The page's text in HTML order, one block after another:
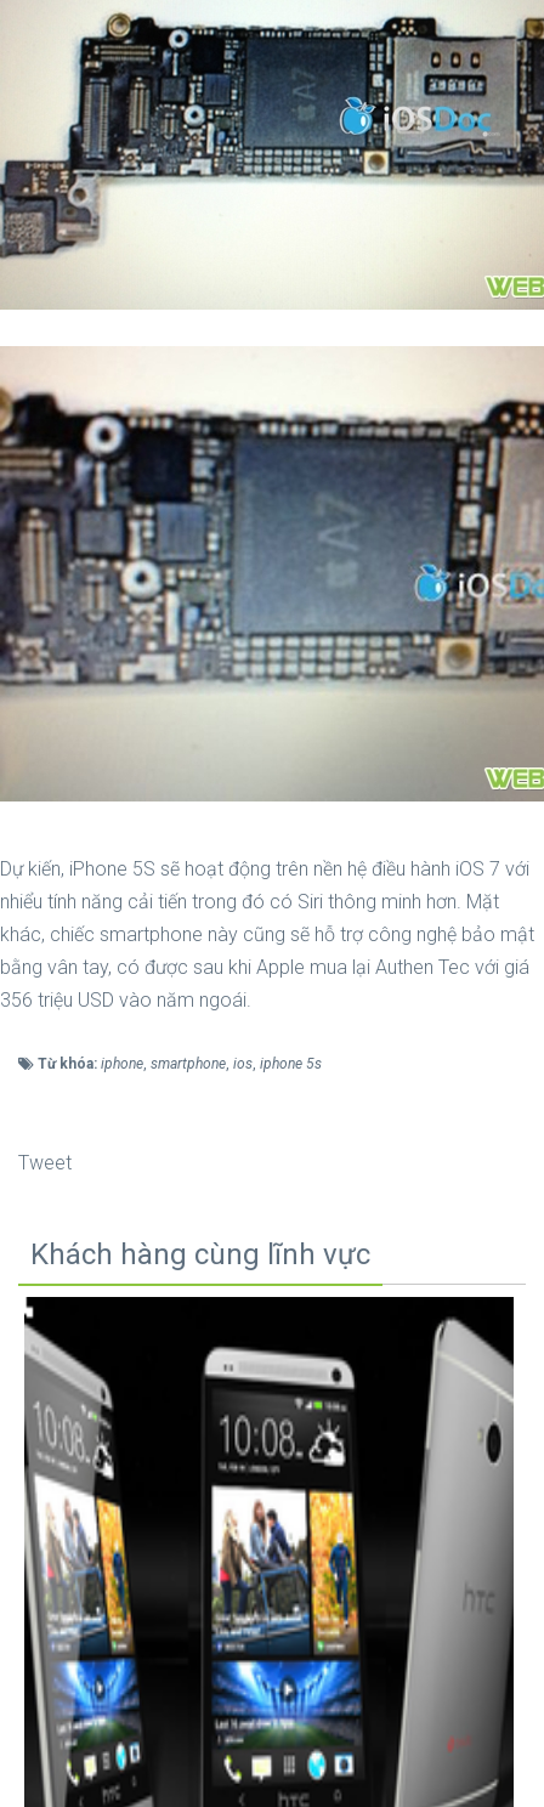
Dự kiến, iPhone 5S sẽ hoạt động trên nền hệ điều hành iOS 7 với
nhiểu tính năng cải tiến trong đó có Siri thông minh hơn. Mặt
khác, chiếc smartphone này cũng sẽ hỗ trợ công nghệ bảo mật
bằng vân tay, có được sau khi Apple mua lại Authen Tec với giá
356 triệu USD vào năm ngoái.
Từ khóa: iphone smartphone ios iphone 5s
Tweet
Khách hàng cùng lĩnh vực